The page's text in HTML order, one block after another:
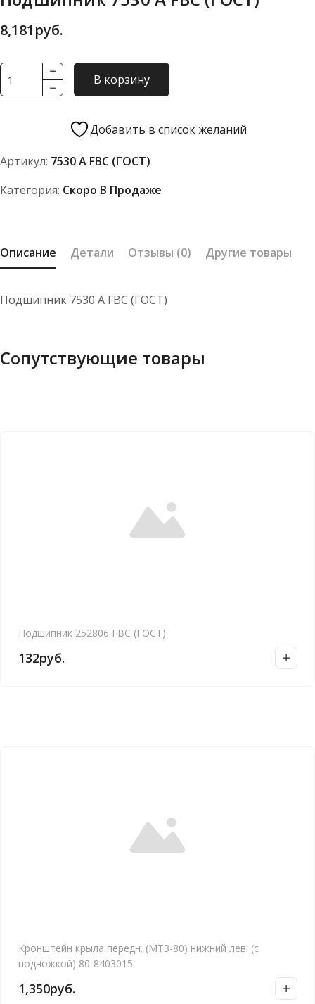
8,181руб.
Количество
товара
FBC
В корзину
Добавить в список желаний
Артикул: 7530 А FBC (ГОСТ)
Категория: Скоро В Продаже
Описание Детали Отзывы (0) Другие товары
Подшипник 7530 А FBC (ГОСТ)
Сопутствующие товары
Подшипник 252806 FBC (ГОСТ)
132руб.
Кронштейн крыла передн. (МТЗ-80) нижний лев. (с
подножкой) 80-8403015
1,350руб.